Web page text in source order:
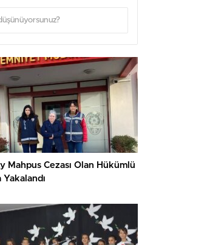
Mahpus Cezası Olan Hükümlü
Yakalandı